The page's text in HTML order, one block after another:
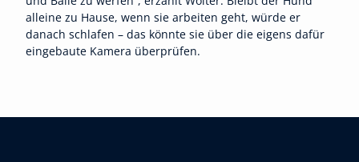
alleine zu Hause, wenn sie arbeiten geht, würde er
danach schlafen – das könnte sie über die eigens dafür
eingebaute Kamera überprüfen.